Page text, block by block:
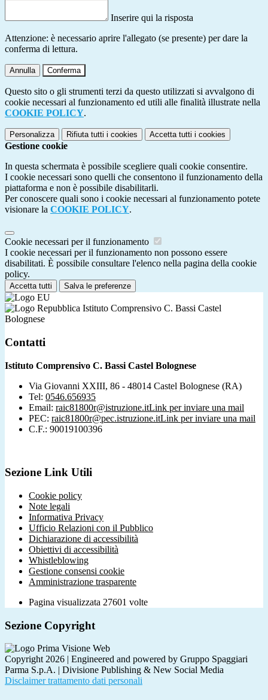
Inserire qui la risposta
Attenzione: è necessario aprire l'allegato (se presente) per dare la
conferma di lettura.
Annulla Conferma
Questo sito o gli strumenti terzi da questo utilizzati si avvalgono di
cookie necessari al funzionamento ed utili alle finalità illustrate nella
COOKIE POLICY.
Personalizza Rifiuta tutti i cookies Accetta tutti i cookies
Gestione cookie
In questa schermata è possibile scegliere quali cookie consentire.
I cookie necessari sono quelli che consentono il funzionamento della
piattaforma e non è possibile disabilitarli.
Per conoscere quali sono i cookie necessari al funzionamento potete
visionare la COOKIE POLICY.
Cookie necessari per il funzionamento
I cookie necessari per il funzionamento non possono essere
disabilitati. È possibile consultare l'elenco nella pagina della cookie
policy.
Accetta tutti Salva le preferenze
Istituto Comprensivo C. Bassi Castel
Bolognese
Contatti
Istituto Comprensivo C. Bassi Castel Bolognese
Via Giovanni XXIII, 86 - 48014 Castel Bolognese (RA)
Tel: 0546.656935
Email: raic81800r@istruzione.itLink per inviare una mail
PEC: raic81800r@pec.istruzione.itLink per inviare una mail
C.F.: 90019100396
Sezione Link Utili
Cookie policy
Note legali
Informativa Privacy
Ufficio Relazioni con il Pubblico
Dichiarazione di accessibilità
Obiettivi di accessibilità
Whistleblowing
Gestione consensi cookie
Amministrazione trasparente
Pagina visualizzata 27601 volte
Sezione Copyright
Copyright 2026 | Engineered and powered by Gruppo Spaggiari
Parma S.p.A. | Divisione Publishing & New Social Media
Disclaimer trattamento dati personali